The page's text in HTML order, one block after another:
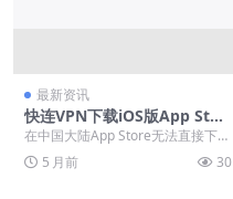
最新资讯
快连VPN下载iOS版App Stor
e国区替代安装方案
在中国大陆App Store无法直接下载
快连VPN？本文详细解析几种可靠
的iOS...
5 月前 30